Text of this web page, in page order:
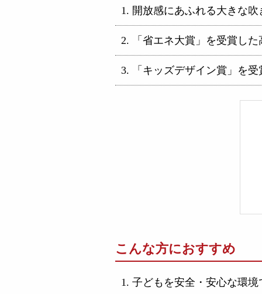
開放感にあふれる大きな吹
「省エネ大賞」を受賞し
「キッズデザイン賞」を
こんな方におすすめ
子どもを安全・安心な環